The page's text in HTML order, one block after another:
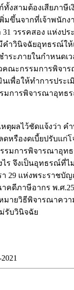
งสามต้องเสียภาษี
ขึ้นจากที่เจ้าพนักง
วรรคสอง แห่งป
ำวินิจฉัยอุทธรณ์ให้
ระภายในกำหนดเว
คณะกรรมการพิจา
นเพื่อให้ทำการประ
การพิจารณาอุทธ
ตุผลไว้ชัดแจ้งว่า ค
หรืองดเบี้ยปรับแก่
รมการพิจารณาอุท
ร จึงเป็นอุทธรณ์ที่ไ
29 แห่งพระราชบั
คดีภาษีอากร พ.ศ
มายวิธีพิจารณาคว
รับวินิจฉัย